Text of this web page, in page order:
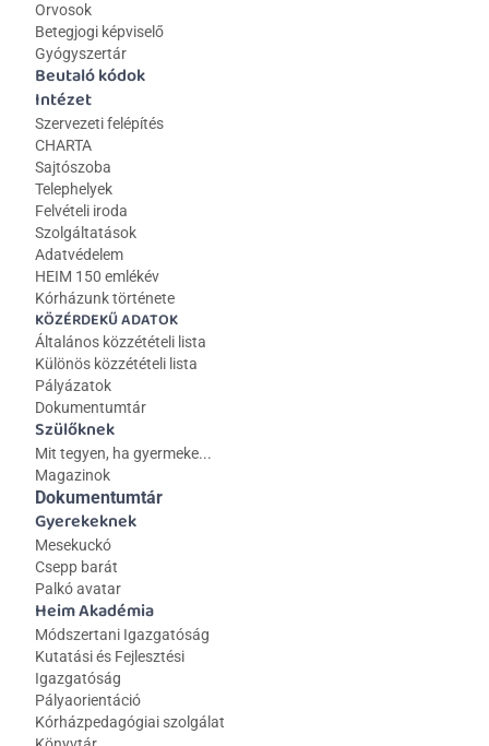
Orvosok
Betegjogi képviselő
Gyógyszertár
Beutaló kódok
Intézet
Szervezeti felépítés
CHARTA
Sajtószoba
Telephelyek
Felvételi iroda
Szolgáltatások
Adatvédelem
HEIM 150 emlékév
Kórházunk története
KÖZÉRDEKŰ ADATOK
Általános közzétételi lista
Különös közzétételi lista
Pályázatok
Dokumentumtár
Szülőknek
Mit tegyen, ha gyermeke...
Magazinok
Gyerekeknek
Mesekuckó
Csepp barát
Palkó avatar
Heim Akadémia
Módszertani Igazgatóság
Kutatási és Fejlesztési
Igazgatóság
Pályaorientáció
Kórházpedagógiai szolgálat
Dokumentumtár